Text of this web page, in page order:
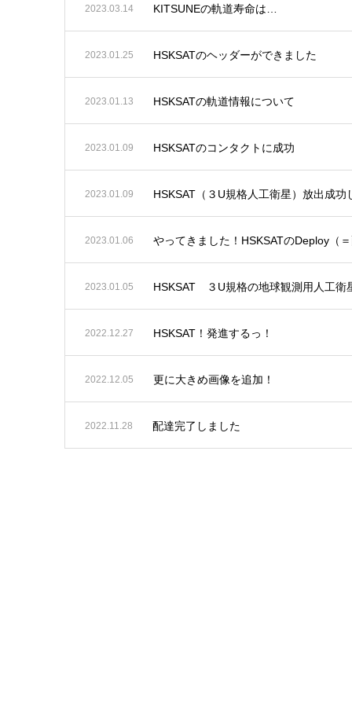
2023.03.14 KITSUNEの軌道寿命は…
2023.01.25 HSKSATのヘッダーができました
2023.01.13 HSKSATの軌道情報について
2023.01.09 HSKSATのコンタクトに成功
2023.01.09 HSKSAT（３U規格人工衛星）放出成功
2023.01.06 やってきました！HSKSATのDeploy（
2023.01.05 HSKSAT ３U規格の地球観測用人工衛
2022.12.27 HSKSAT！発進するっ！
2022.12.05 更に大きめ画像を追加！
2022.11.28 配達完了しました